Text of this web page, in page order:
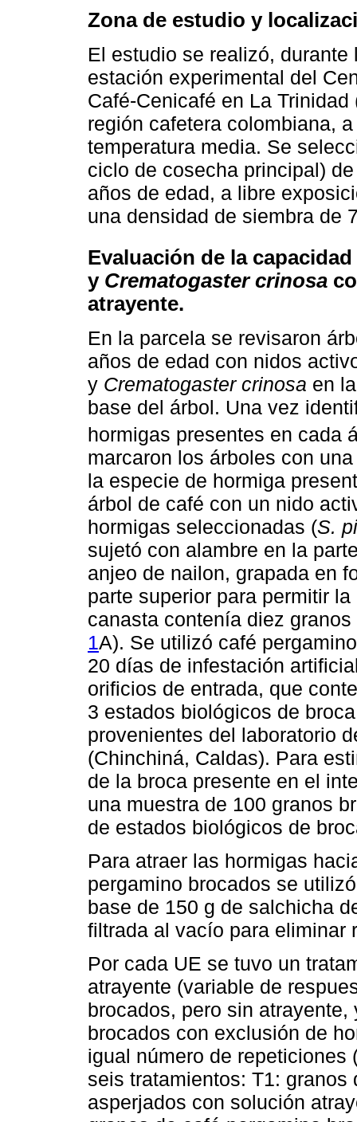
Zona de estudio y
El estudio se realizó,
estación experimental del
Café-Cenicafé en La Trinidad
región cafetera colombiana,
temperatura media. Se
ciclo de cosecha principal)
años de edad, a libre
una densidad de siembra de
Evaluación de la
y Crematogaster crinosa
atrayente.
En la parcela se revisaron
años de edad con nidos
y Crematogaster crinosa en
base del árbol. Una vez
hormigas presentes en cada
marcaron los árboles con
la especie de hormiga
árbol de café con un nido
hormigas seleccionadas (S.
sujetó con alambre en la
anjeo de nailon, grapada en
parte superior para permitir
canasta contenía diez
1A). Se utilizó café
20 días de infestación
orificios de entrada, que
3 estados biológicos de
provenientes del laboratorio
(Chinchiná, Caldas). Para
de la broca presente en el
una muestra de 100 granos
de estados biológicos de
Para atraer las hormigas
pergamino brocados se
base de 150 g de salchicha
filtrada al vacío para eliminar
Por cada UE se tuvo un
atrayente (variable de
brocados, pero sin
brocados con exclusión de
igual número de repeticiones
seis tratamientos: T1:
asperjados con solución